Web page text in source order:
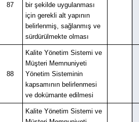
87
bir şekilde uygulanması
için gerekli alt yapının
belirlenmiş, sağlanmış ve
sürdürülmekte olması
88
Kalite Yönetim Sistemi ve
Müşteri Memnuniyeti
Yönetim Sisteminin
kapsamının belirlenmesi
ve dokümante edilmesi
Kalite Yönetim Sistemi ve